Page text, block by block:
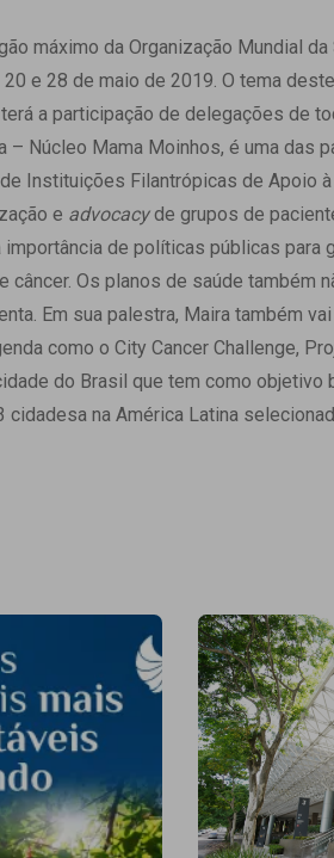
Serviço Social
Saúde Digital
máximo da Organização Mundial da
e 28 de maio de 2019. O tema
a participação de delegações de
Núcleo Mama Moinhos, é uma das
Instituições Filantrópicas de Apoio à
e advocacyde grupos de
de políticas públicas para
Os planos de saúde também
Em sua palestra, Maira também
como o City Cancer Challenge,
do Brasil que tem como
cidadesa na América Latina